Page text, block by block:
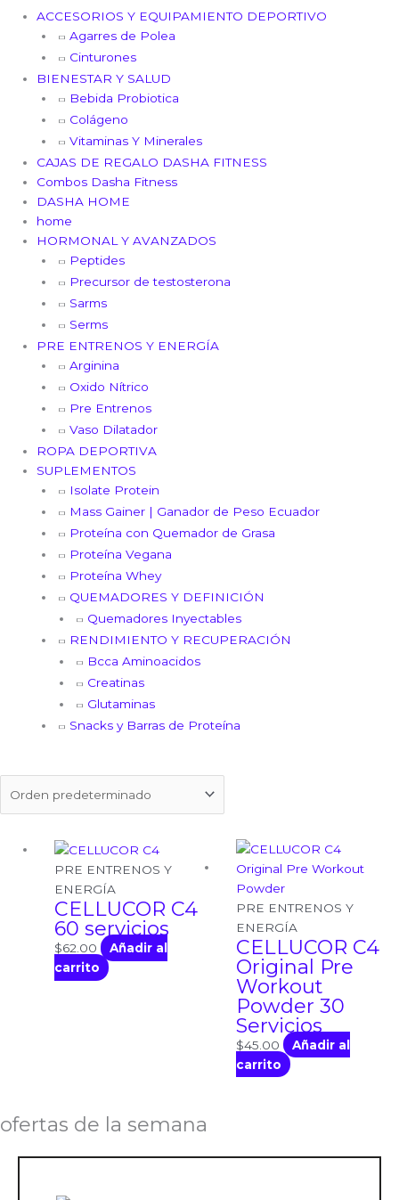
ACCESORIOS Y EQUIPAMIENTO DEPORTIVO
Agarres de Polea
Cinturones
BIENESTAR Y SALUD
Bebida Probiotica
Colágeno
Vitaminas Y Minerales
CAJAS DE REGALO DASHA FITNESS
Combos Dasha Fitness
DASHA HOME
home
HORMONAL Y AVANZADOS
Peptides
Precursor de testosterona
Sarms
Serms
PRE ENTRENOS Y ENERGÍA
Arginina
Oxido Nítrico
Pre Entrenos
Vaso Dilatador
ROPA DEPORTIVA
SUPLEMENTOS
Isolate Protein
Mass Gainer | Ganador de Peso Ecuador
Proteína con Quemador de Grasa
Proteína Vegana
Proteína Whey
QUEMADORES Y DEFINICIÓN
Quemadores Inyectables
RENDIMIENTO Y RECUPERACIÓN
Bcca Aminoacidos
Creatinas
Glutaminas
Snacks y Barras de Proteína
PRE ENTRENOS Y
ENERGÍA
CELLUCOR C4
60 servicios
$62.00
Añadir al
carrito
PRE ENTRENOS Y
ENERGÍA
CELLUCOR C4
Original Pre
Workout
Powder 30
Servicios
$45.00
Añadir al
carrito
ofertas de la semana